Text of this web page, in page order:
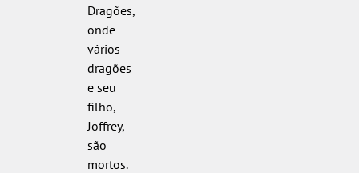
Dragões,
onde
vários
dragões
e seu
filho,
Joffrey,
são
mortos.